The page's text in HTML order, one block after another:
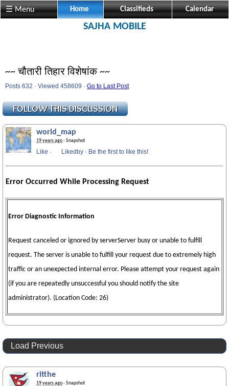
☰ Menu Home Classifieds Calendar
SAJHA MOBILE
~~ चौतारी तिहार विशेषांक ~~
Posts 632 · Viewed 458609 · Go to Last Post
world_map
19 years ago· Snapshot
Like · Likedby · Be the first to like this!
Error Occurred While Processing Request
Error Diagnostic Information
Request canceled or ignored by serverServer busy or unable to fulfill
request. The server is unable to fulfill your request due to extremely high
traffic or an unexpected internal error. Please attempt your request again
(if you are repeatedly unsuccessful you should notify the site
administrator). (Location Code: 26)
Load Previous
ritthe
19 years ago· Snapshot